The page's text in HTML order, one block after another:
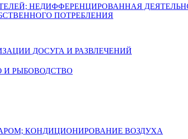
НЕДИФФЕРЕНЦИРОВАННАЯ
ПОТРЕБЛЕНИЯ
ДОСУГА И РАЗВЛЕЧЕНИЙ
И РЫБОВОДСТВО
КОНДИЦИОНИРОВАНИЕ ВОЗДУХА